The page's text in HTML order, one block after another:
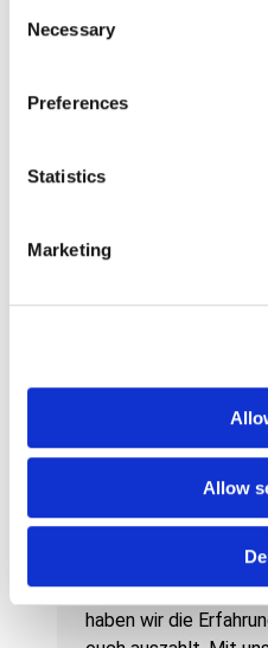
Selection
Necessary
Preferences
Statistics
Marketing
Allow
automatisiert euren
IT‑Aufwand. Ohne
Anwendungen.
Postal
der größte
Transaktionsdruck.
400 Mio.
haben wir die